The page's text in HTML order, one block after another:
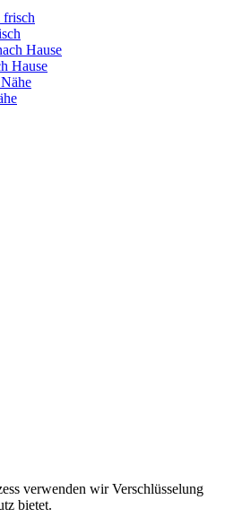
Hause
verwenden wir Verschlüsselung
bietet.